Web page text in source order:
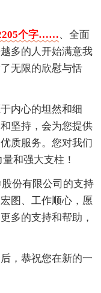
个字……、全面
多的人开始满意我
无限的欣慰与恬
内心的坦然和细
坚持，会为您提供
质服务。您对我们
和强大支柱！
份有限公司的支持
图、工作顺心，愿
多的支持和帮助，
，恭祝您在新的一